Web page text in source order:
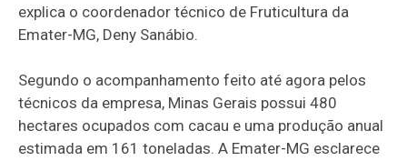
explica o coordenador técnico de Fruticultura da
Emater-MG, Deny Sanábio.
Segundo o acompanhamento feito até agora pelos
técnicos da empresa, Minas Gerais possui 480
hectares ocupados com cacau e uma produção anual
estimada em 161 toneladas. A Emater-MG esclarece